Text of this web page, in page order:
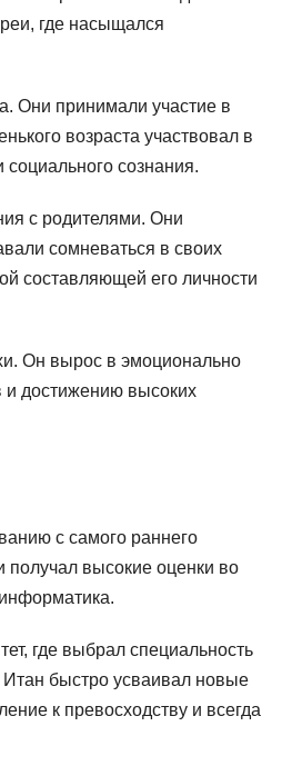
где насыщался
Они принимали участие в
возраста участвовал в
социального сознания.
с родителями. Они
сомневаться в своих
составляющей его личности
Он вырос в эмоционально
и достижению высоких
с самого раннего
получал высокие оценки во
где выбрал специальность
Итан быстро усваивал новые
к превосходству и всегда